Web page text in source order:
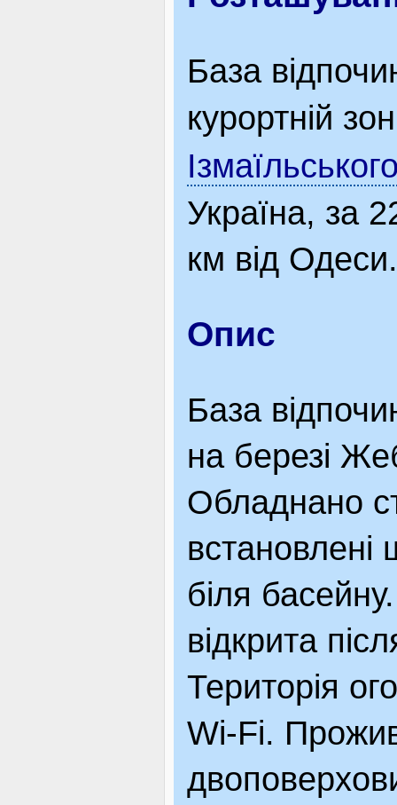
ОГОЛОШЕННЯ
ЯК ДОЇХАТИ
База
курортній
Україна, за
км від Одеси.
Опис
База
на березі
Обладнано
біля
відкрита
Територія
Wi-Fi.